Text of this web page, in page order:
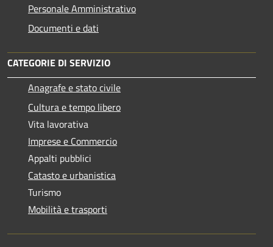
Personale Amministrativo
Documenti e dati
CATEGORIE DI SERVIZIO
Anagrafe e stato civile
Cultura e tempo libero
Vita lavorativa
Imprese e Commercio
Appalti pubblici
Catasto e urbanistica
Turismo
Mobilità e trasporti